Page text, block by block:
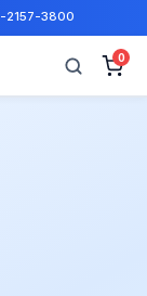
2157-3800
0